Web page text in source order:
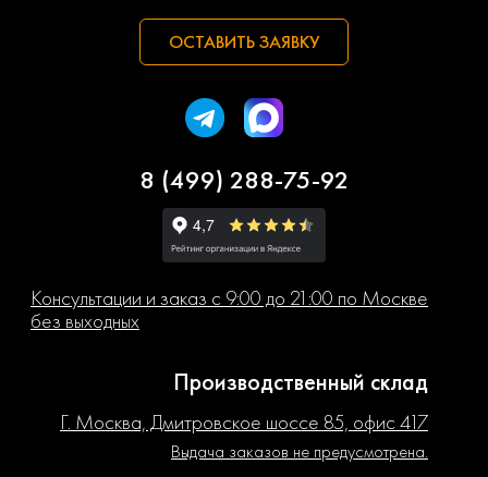
ОСТАВИТЬ ЗАЯВКУ
8 (499) 288-75-92
Консультации и заказ с 9:00 до 21:00 по Москве
без выходных
Производственный склад
Г. Москва, Дмитровское шоссе 85, офис 417
Выдача заказов не предусмотрена.